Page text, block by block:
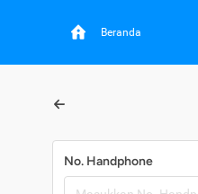
Beranda
No. Handphone